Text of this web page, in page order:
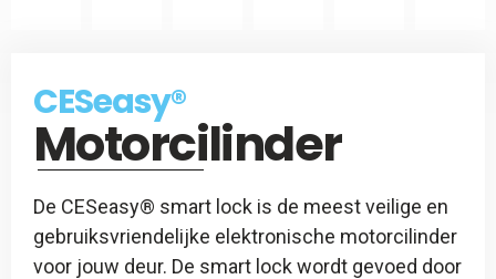
Afstandsbediening
CESeasy®
Motorcilinder
De CESeasy® smart lock is de meest veilige en
gebruiksvriendelijke elektronische motorcilinder
voor jouw deur. De smart lock wordt gevoed door